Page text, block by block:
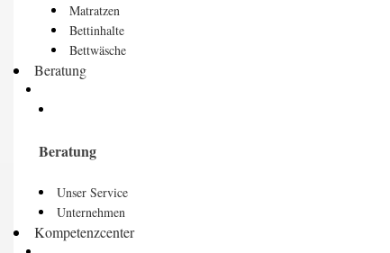
Matratzen
Bettinhalte
Bettwäsche
Beratung
Beratung
Unser Service
Unternehmen
Kompetenzcenter